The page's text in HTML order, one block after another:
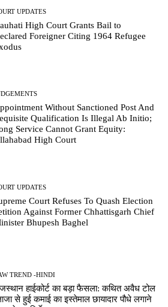
UPDATES
High Court Grants Bail to
Foreigner Citing 1964 Refugee
Without Sanctioned Post And
Qualification Is Illegal Ab Initio;
Service Cannot Grant Equity:
High Court
UPDATES
Court Refuses To Quash Election
Against Former Chhattisgarh Chief
Bhupesh Baghel
TREND -HINDI
हाईकोर्ट का बड़ा फैसला: कथित अवैध टोल
से हुई कमाई का इस्तेमाल छायादार पौधे लगाने